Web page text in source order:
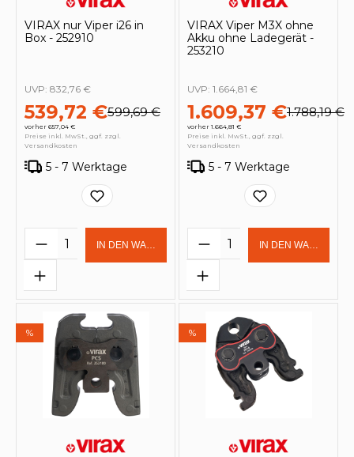
VIRAX nur Viper i26 in
Box - 252910
539,72 €599,69 €
vorher 657,04 €
UVP: 832,76 €
Preise inkl. MwSt., ggf. zzgl.
Versandkosten
5 - 7 Werktage
Produkt Anzahl: Gib den
IN DEN WARENKORB
VIRAX Viper M3X ohne
Akku ohne Ladegerät -
253210
1.609,37 €1.788,19 €
vorher 1.664,81 €
UVP: 1.664,81 €
Preise inkl. MwSt., ggf. zzgl.
Versandkosten
5 - 7 Werktage
Produkt Anzahl:
IN DEN
% %